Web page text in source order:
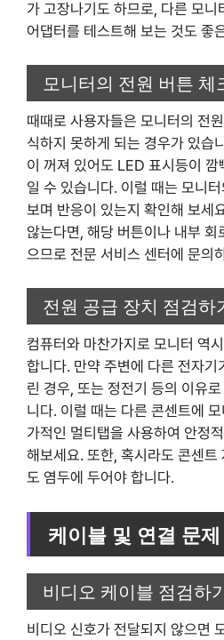
가 고장나기도 하므로, 다른 모
어댑터를 테스트해 보는 것도 좋
모니터의 전원 버튼 체
때때로 사용자들은 모니터의 전
식하지 못하게 되는 경우가 있습
이 꺼져 있어도 LED 표시등이
일 수 있습니다. 이럴 때는 모니
보며 반응이 있는지 확인해 보세
않는다면, 해당 버튼이나 내부 회
으므로 전문 서비스 센터에 문의
전원 공급 장치 점검하
컴퓨터와 마찬가지로 모니터 역
합니다. 만약 주변에 다른 전자기
린 경우, 또는 정전기 등의 이유
니다. 이럴 때는 다른 콘센트에
가적인 멀티탭을 사용하여 안정
해보세요. 또한, 혹시라도 콘센트
도 염두에 두어야 합니다.
케이블 및 연결 문
비디오 케이블 점검하
비디오 신호가 전달되지 않으면